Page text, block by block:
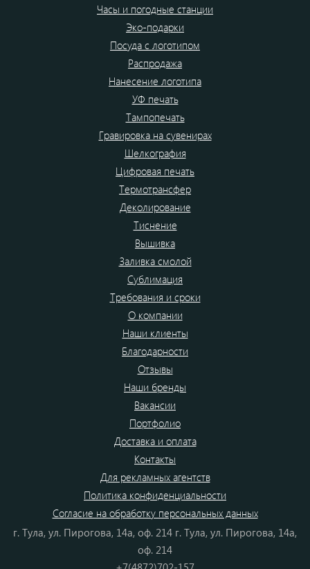
Часы и погодные станции
Эко-подарки
Посуда с логотипом
Распродажа
Нанесение логотипа
УФ печать
Тампопечать
Гравировка на сувенирах
Шелкография
Цифровая печать
Термотрансфер
Деколирование
Тиснение
Вышивка
Заливка смолой
Сублимация
Требования и сроки
О компании
Наши клиенты
Благодарности
Отзывы
Наши бренды
Вакансии
Портфолио
Доставка и оплата
Контакты
Для рекламных агентств
Политика конфиденциальности
Согласие на обработку персональных данных
г. Тула, ул. Пирогова, 14а, оф. 214 г. Тула, ул. Пирогова, 14а,
оф. 214